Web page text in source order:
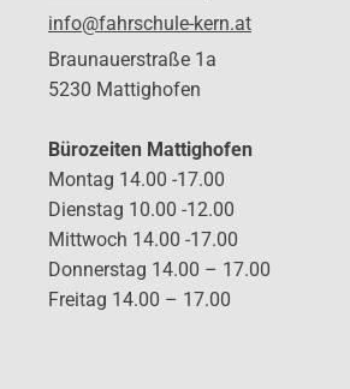
info@fahrschule-kern.at
Braunauerstraße 1a
5230 Mattighofen
Bürozeiten Mattighofen
Montag 14.00 -17.00
Dienstag 10.00 -12.00
Mittwoch 14.00 -17.00
Donnerstag 14.00 – 17.00
Freitag 14.00 – 17.00